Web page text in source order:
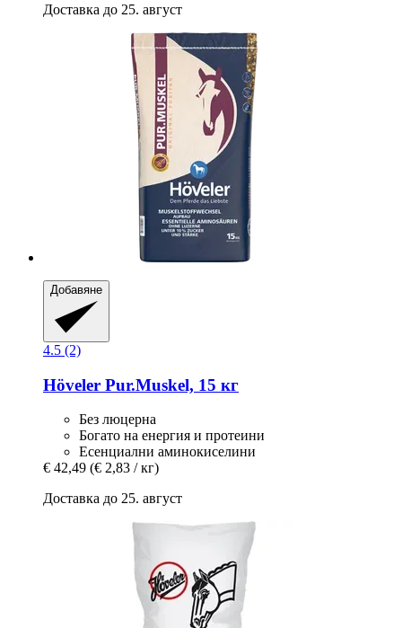
Доставка до 25. август
Добавяне
4.5 (2)
Höveler Pur.Muskel, 15 кг
Без люцерна
Богато на енергия и протеини
Есенциални аминокиселини
€ 42,49 (€ 2,83 / кг)
Доставка до 25. август